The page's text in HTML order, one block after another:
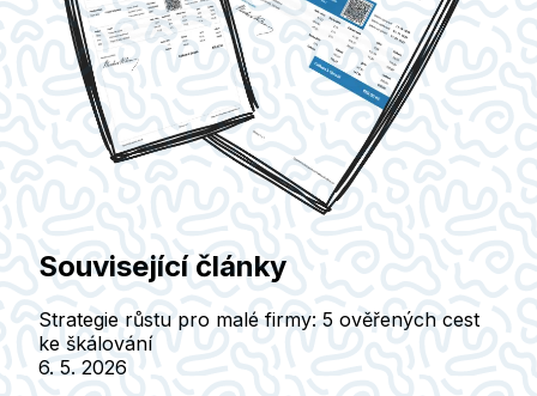
Související články
Strategie růstu pro malé firmy: 5 ověřených cest
ke škálování
6. 5. 2026